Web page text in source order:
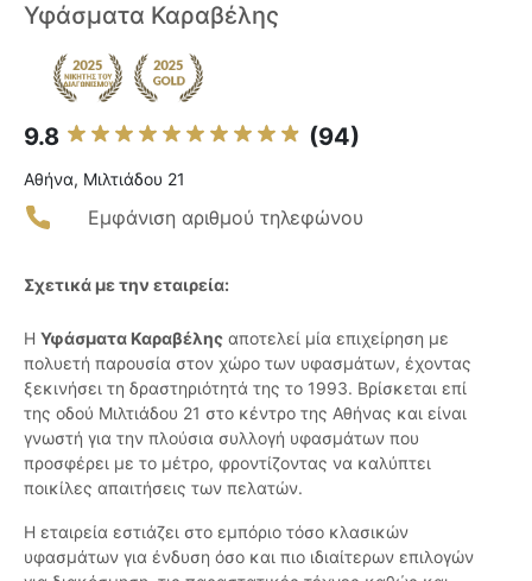
Υφάσματα Καραβέλης
9.8 (94)
Αθήνα, Μιλτιάδου 21
Εμφάνιση αριθμού τηλεφώνου
Σχετικά με την εταιρεία:
Η Υφάσματα Καραβέλης αποτελεί μία επιχείρηση με
πολυετή παρουσία στον χώρο των υφασμάτων, έχοντας
ξεκινήσει τη δραστηριότητά της το 1993. Βρίσκεται επί
της οδού Μιλτιάδου 21 στο κέντρο της Αθήνας και είναι
γνωστή για την πλούσια συλλογή υφασμάτων που
προσφέρει με το μέτρο, φροντίζοντας να καλύπτει
ποικίλες απαιτήσεις των πελατών.
Η εταιρεία εστιάζει στο εμπόριο τόσο κλασικών
υφασμάτων για ένδυση όσο και πιο ιδιαίτερων επιλογών